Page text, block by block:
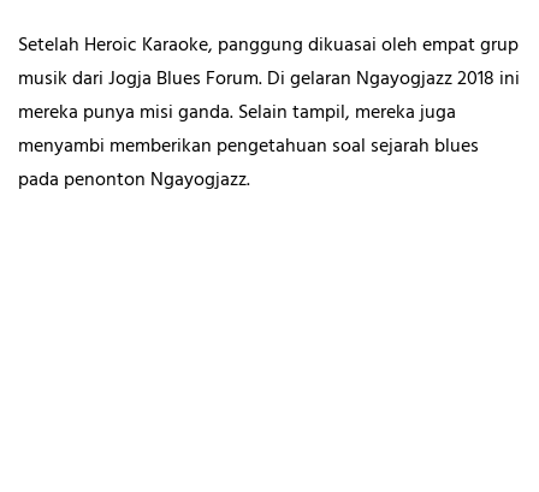
Setelah Heroic Karaoke, panggung dikuasai oleh empat grup
musik dari Jogja Blues Forum. Di gelaran Ngayogjazz 2018 ini
mereka punya misi ganda. Selain tampil, mereka juga
menyambi memberikan pengetahuan soal sejarah blues
pada penonton Ngayogjazz.